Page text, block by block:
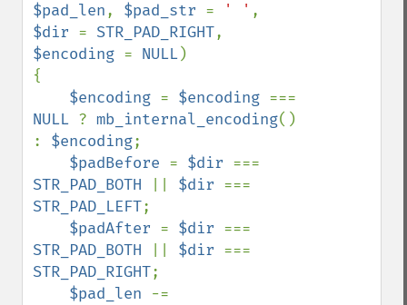
$pad_len, $pad_str = ' '
$dir = STR_PAD_RIGHT
$encoding = NULL)
{
$encoding = $encoding
NULL ? mb_internal_encoding()
: $encoding;
$padBefore = $dir
STR_PAD_BOTH
$dir
STR_PAD_LEFT;
$padAfter = $dir
STR_PAD_BOTH
$dir
STR_PAD_RIGHT;
$pad_len